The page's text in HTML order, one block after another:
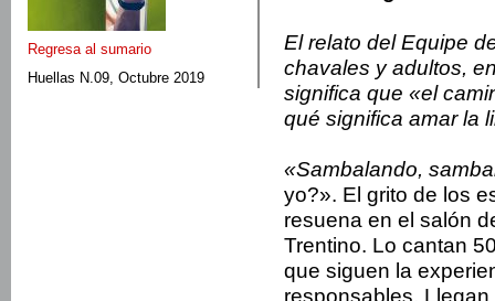
Regresa al sumario
Huellas N.09, Octubre 2019
El relato del Equipe
chavales y adultos,
significa que «el
qué significa amar la
«Sambalando,
yo?». El grito de los
resuena en el salón
Trentino. Lo cantan
que siguen la
responsables.